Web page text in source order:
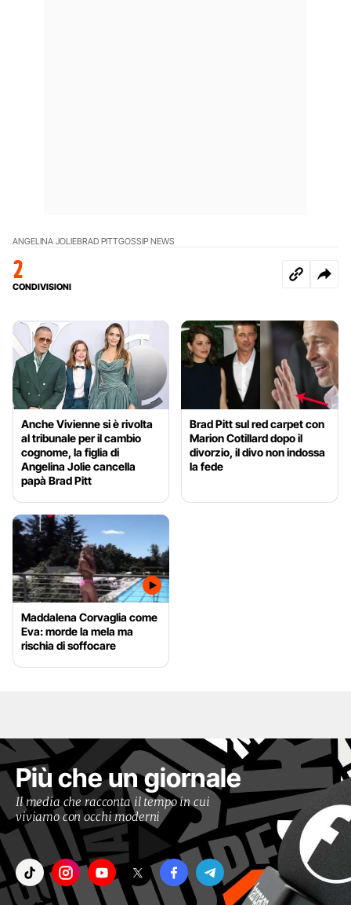
ANGELINA JOLIEBRAD PITTGOSSIP NEWS
2
CONDIVISIONI
Anche Vivienne si è rivolta
al tribunale per il cambio
cognome, la figlia di
Angelina Jolie cancella
papà Brad Pitt
Brad Pitt sul red carpet con
Marion Cotillard dopo il
divorzio, il divo non indossa
la fede
Maddalena Corvaglia come
Eva: morde la mela ma
rischia di soffocare
Più che un giornale
Il media che racconta il tempo in cui
viviamo con occhi moderni